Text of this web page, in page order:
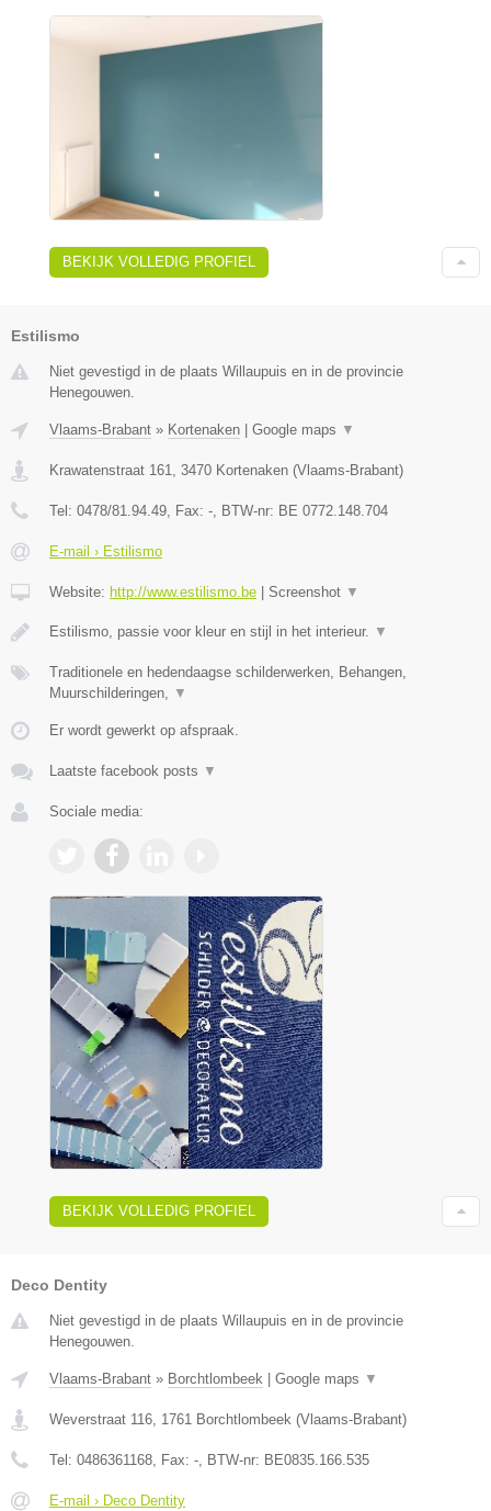
BEKIJK VOLLEDIG PROFIEL
Estilismo
Niet gevestigd in de plaats Willaupuis en in de provincie
Henegouwen.
Vlaams-Brabant » Kortenaken Google maps ▼
Krawatenstraat 161, 3470 Kortenaken (Vlaams-Brabant)
Tel: 0478/81.94.49, Fax: -, BTW-nr: BE 0772.148.704
E-mail › Estilismo
Website: http://www.estilismo.be Screenshot ▼
Estilismo, passie voor kleur en stijl in het interieur. ▼
Traditionele en hedendaagse schilderwerken, Behangen,
Muurschilderingen, ▼
Er wordt gewerkt op afspraak.
Laatste facebook posts ▼
Sociale media:
BEKIJK VOLLEDIG PROFIEL
Deco Dentity
Niet gevestigd in de plaats Willaupuis en in de provincie
Henegouwen.
Vlaams-Brabant » Borchtlombeek Google maps ▼
Weverstraat 116, 1761 Borchtlombeek (Vlaams-Brabant)
Tel: 0486361168, Fax: -, BTW-nr: BE0835.166.535
E-mail › Deco Dentity